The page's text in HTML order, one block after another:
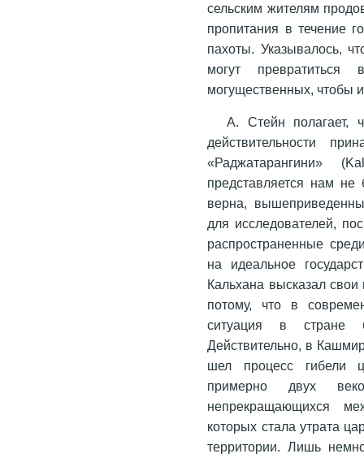
сельским жителям
пропитания в течение
пахоты. Указывалось,
могут превратиться
могущественных, чтобы
А. Стейн полагает,
действительности
«Раджатарангини»
представляется нам
верна,
для исследователей,
распространенные
на идеальное
Кальхана высказал
потому, что в
ситуация в стране
Действительно, в
шел процесс гибели
примерно двух
непрекращающихся
которых стала утрата
территории. Лишь